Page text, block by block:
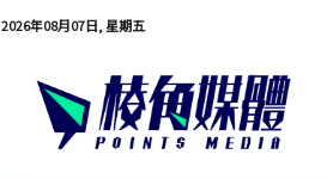
2026年08月07日, 星期五